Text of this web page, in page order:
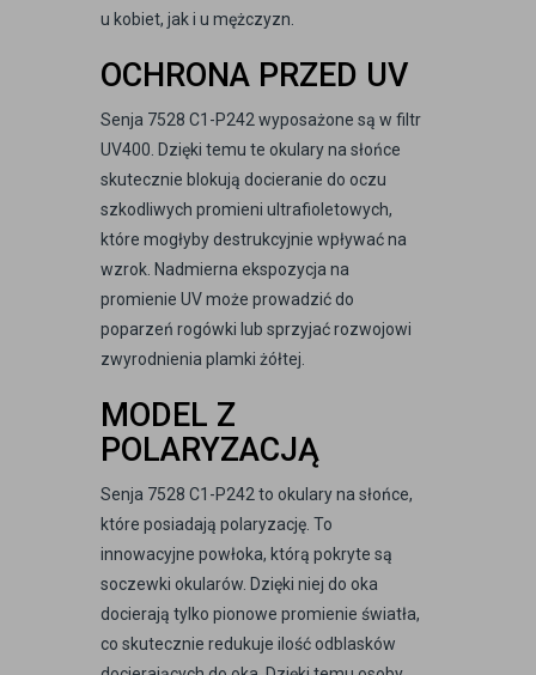
u kobiet, jak i u mężczyzn.
OCHRONA PRZED UV
Senja 7528 C1-P242 wyposażone są w filtr
UV400. Dzięki temu te okulary na słońce
skutecznie blokują docieranie do oczu
szkodliwych promieni ultrafioletowych,
które mogłyby destrukcyjnie wpływać na
wzrok. Nadmierna ekspozycja na
promienie UV może prowadzić do
poparzeń rogówki lub sprzyjać rozwojowi
zwyrodnienia plamki żółtej.
MODEL Z
POLARYZACJĄ
Senja 7528 C1-P242 to okulary na słońce,
które posiadają polaryzację. To
innowacyjne powłoka, którą pokryte są
soczewki okularów. Dzięki niej do oka
docierają tylko pionowe promienie światła,
co skutecznie redukuje ilość odblasków